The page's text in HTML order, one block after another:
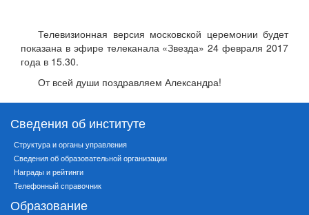
Телевизионная версия московской церемонии будет
показана в эфире телеканала «Звезда» 24 февраля 2017
года в 15.30.
От всей души поздравляем Александра!
Сведения об институте
Структура и органы управления
Сведения об образовательной организации
Награды и рейтинги
Телефонный справочник
Образование